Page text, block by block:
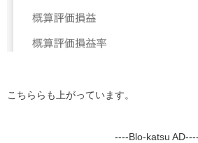
こちららも上がっています。
----Blo-katsu AD----